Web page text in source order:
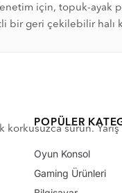
için, topuk-ayak
geri çekilebilir halı
sürün.
POPÜLER
Oyun Konsol
Gaming Ürünleri